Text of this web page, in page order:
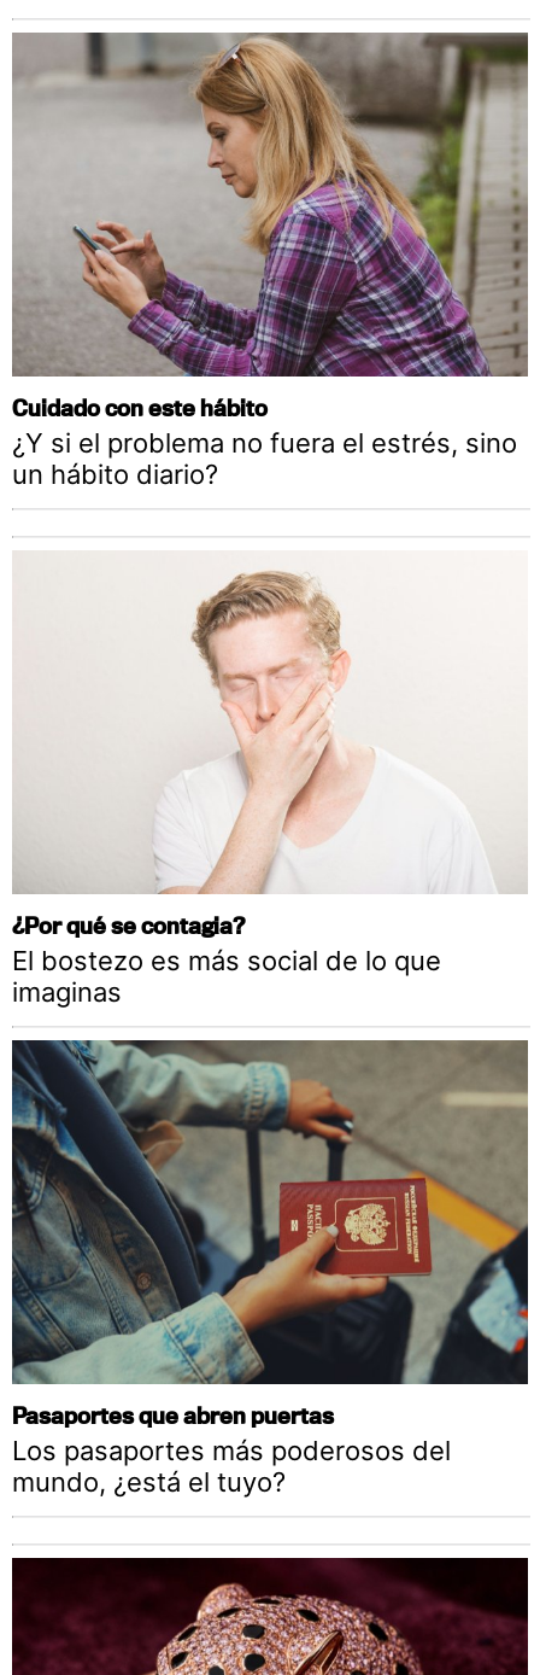
Cuidado con este hábito
¿Y si el problema no fuera el estrés, sino
un hábito diario?
¿Por qué se contagia?
El bostezo es más social de lo que
imaginas
Pasaportes que abren puertas
Los pasaportes más poderosos del
mundo, ¿está el tuyo?